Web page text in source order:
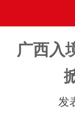
广西入
发